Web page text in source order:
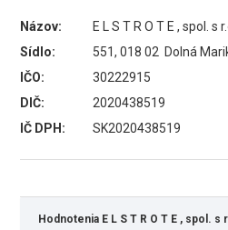
Názov:
E L S T R O T E , spol. s
Sídlo:
551, 018 02 Dolná
IČO:
30222915
DIČ:
2020438519
IČ DPH:
SK2020438519
Hodnotenia E L S T R O T E , spol. s